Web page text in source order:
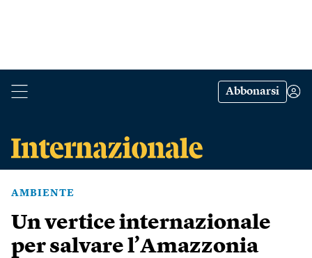
Abbonarsi
AMBIENTE
Un vertice internazionale
per salvare l’Amazzonia